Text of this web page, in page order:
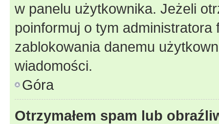
w panelu użytkownika. Jeżeli
poinformuj o tym
zablokowania danemu
wiadomości.
Góra
Otrzymałem spam lub